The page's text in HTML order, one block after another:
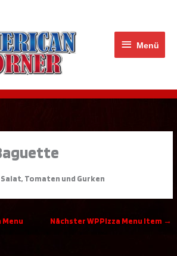
Menü
Tomaten und Gurken
Menu
Nächster WPPizza Menu Item →